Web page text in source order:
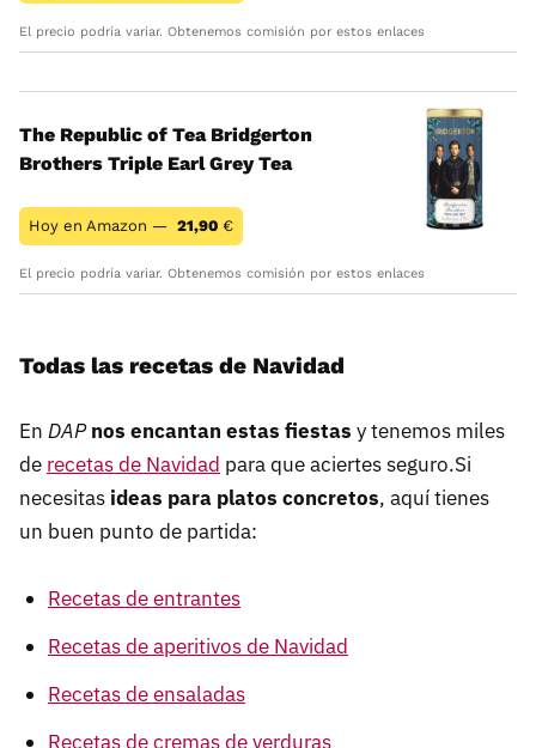
El precio podría variar. Obtenemos comisión por estos enlaces
The Republic of Tea Bridgerton
Brothers Triple Earl Grey Tea
Hoy en Amazon — 21,90 €
El precio podría variar. Obtenemos comisión por estos enlaces
Todas las recetas de Navidad
En DAP nos encantan estas fiestas y tenemos miles
de recetas de Navidad para que aciertes seguro.Si
necesitas ideas para platos concretos, aquí tienes
un buen punto de partida:
Recetas de entrantes
Recetas de aperitivos de Navidad
Recetas de ensaladas
Recetas de cremas de verduras